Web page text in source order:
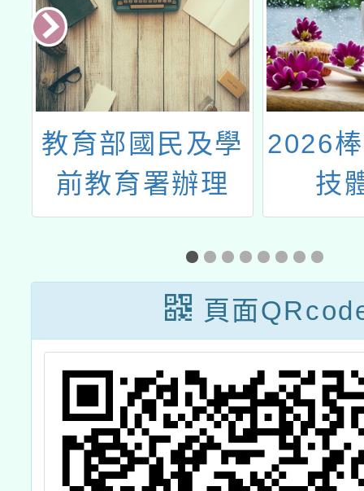
教育部國民及學
前教育署辦理
115年度弘揚孝
道漫畫比賽、孝
道故事徵文比
賽、Ü好攝影徵
件比賽及
IUHOW薪傳參
與獎實施計畫一
2026
技
頁面